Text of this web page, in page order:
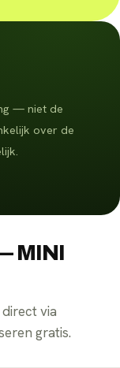
— niet de
over de
MINI
via
gratis.